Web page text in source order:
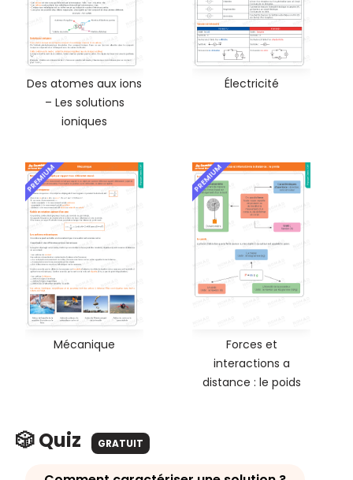
Des atomes aux ions
– Les solutions
ioniques
Électricité
PREMIUM
Mécanique
PREMIUM
Forces et
interactions a
distance : le poids
🎲 Quiz GRATUIT